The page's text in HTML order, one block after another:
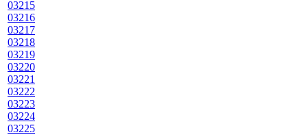
03215
03216
03217
03218
03219
03220
03221
03222
03223
03224
03225